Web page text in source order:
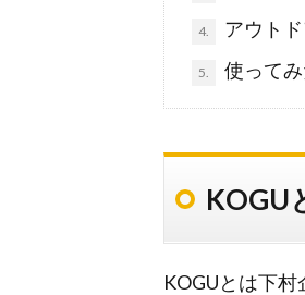
4. アウト
5. 使って
KOGU
KOGUとは下村